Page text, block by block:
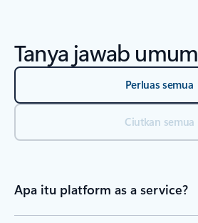
Tanya jawab umum
Perluas semua
Ciutkan semua
Apa itu platform as a service?